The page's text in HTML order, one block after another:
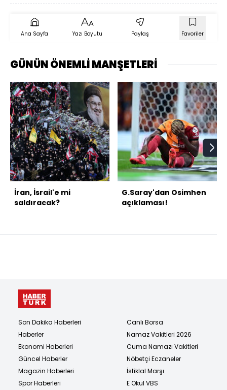
Ana Sayfa Yazı Boyutu Paylaş Favoriler
GÜNÜN ÖNEMLİ MANŞETLERİ
İran, İsrail'e mi
saldıracak?
G.Saray'dan Osimhen
açıklaması!
Son Dakika Haberleri
Haberler
Ekonomi Haberleri
Güncel Haberler
Magazin Haberleri
Spor Haberleri
Canlı Borsa
Namaz Vakitleri 2026
Cuma Namazı Vakitleri
Nöbetçi Eczaneler
İstiklal Marşı
E Okul VBS